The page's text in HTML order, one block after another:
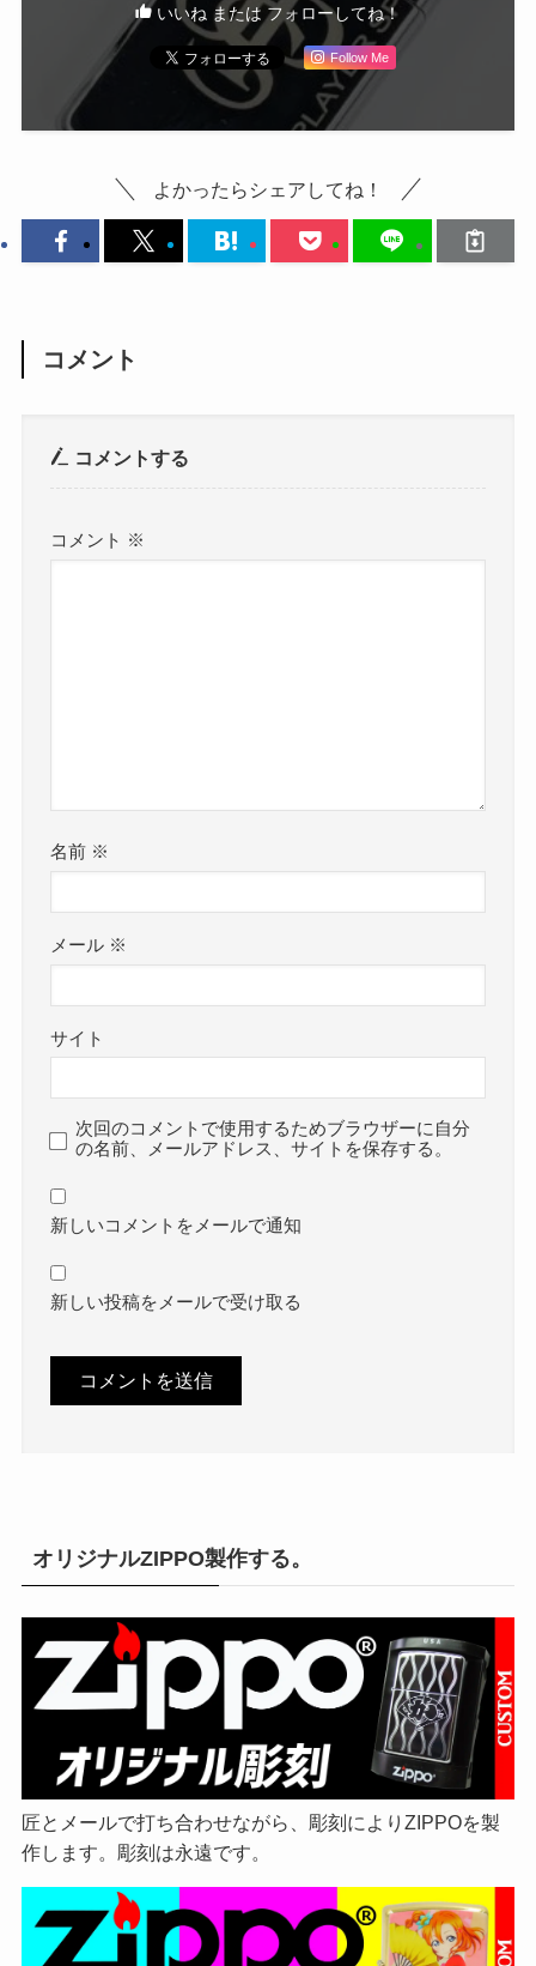
いいね または フォローしてね！
Follow Me
よかったらシェアしてね！
コメント
コメントする
コメント ※
名前 ※
メール ※
サイト
次回のコメントで使用するためブラウザーに自分
の名前、メールアドレス、サイトを保存する。
新しいコメントをメールで通知
新しい投稿をメールで受け取る
オリジナルZIPPO製作する。
匠とメールで打ち合わせながら、彫刻によりZIPPOを製
作します。彫刻は永遠です。